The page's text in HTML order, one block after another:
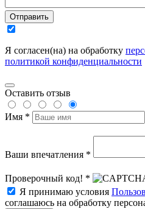
Отправить
Я согласен(на) на обработку
политикой конфиденциальности
Оставить отзыв
Имя *
Ваши впечатления *
Проверочный код! *
Я принимаю условия
соглашаюсь на обработку